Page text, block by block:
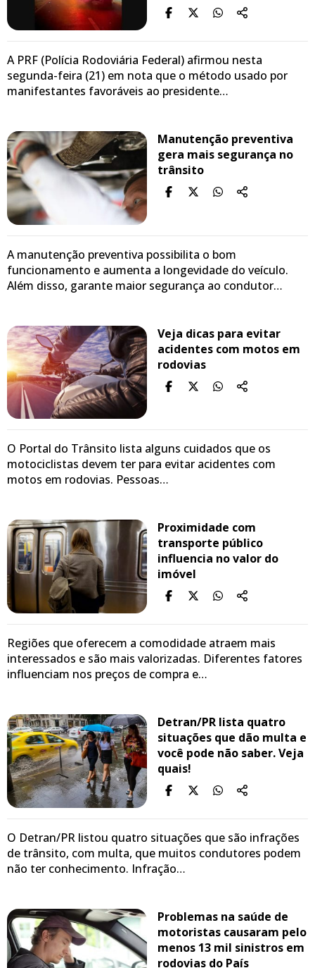
A PRF (Polícia Rodoviária Federal) afirmou nesta
segunda-feira (21) em nota que o método usado por
manifestantes favoráveis ao presidente…
Manutenção preventiva
gera mais segurança no
trânsito
A manutenção preventiva possibilita o bom
funcionamento e aumenta a longevidade do veículo.
Além disso, garante maior segurança ao condutor…
Veja dicas para evitar
acidentes com motos em
rodovias
O Portal do Trânsito lista alguns cuidados que os
motociclistas devem ter para evitar acidentes com
motos em rodovias. Pessoas…
Proximidade com
transporte público
influencia no valor do
imóvel
Regiões que oferecem a comodidade atraem mais
interessados e são mais valorizadas. Diferentes fatores
influenciam nos preços de compra e…
Detran/PR lista quatro
situações que dão multa e
você pode não saber. Veja
quais!
O Detran/PR listou quatro situações que são infrações
de trânsito, com multa, que muitos condutores podem
não ter conhecimento. Infração…
Problemas na saúde de
motoristas causaram pelo
menos 13 mil sinistros em
rodovias do País